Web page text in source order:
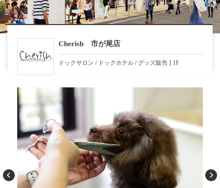
Cherish 市が尾店
ドックサロン / ドックホテル / グッズ販売 1F
Previous